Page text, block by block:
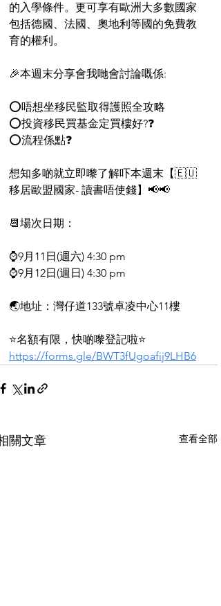
的入學條件。更可享有歐洲大多數國家
包括德國、法國、奧地利等國的免費教
育的權利。
🎉本週末分享會我哋會討論嘅係:
⭕唔想坐移民監取得護照全攻略
⭕投資移民買基金定買樓好?❓
⭕流程係點❓
想知多啲就立即嚟了解吓本週末【🇪🇺
移居歐盟國家- 讀書唔使錢】📢📢
📆場次日期：
⌚9月11日(週六) 4:30 pm
⌚9月12日(週日) 4:30 pm
🌏地址：灣仔道133號卓凌中心11樓
⭐️名額有限，快啲嚟登記啦⭐️
https://forms.gle/BWT3fUgoafij9LHB6
關文章 查看全部